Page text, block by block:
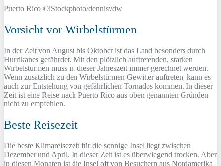
Puerto Rico ©iStockphoto/dennisvdw
Vorsicht vor Wirbelstürmen
In der Zeit von August bis Oktober ist das Land besonders durch
Hurrikanes gefährdet. Mit den plötzlich auftretenden, starken
Wirbelstürmen muss in dieser Jahreszeit immer gerechnet werden.
Wenn zusätzlich zu den Wirbelstürmen Gewitter auftreten, kann es
auch zur Entstehung von gefährlichen Tornados kommen. In dieser
Zeit ist eine Reise nach Puerto Rico aus oben genannten Gründen
nicht zu empfehlen.
Beste Reisezeit
Die beste Klimareisezeit für die sonnige Insel liegt zwischen
Dezember und April. In dieser Zeit ist es überwiegend trocken. Aber
in diesen Monaten ist die Insel oft von Besuchern aus Nordamerika